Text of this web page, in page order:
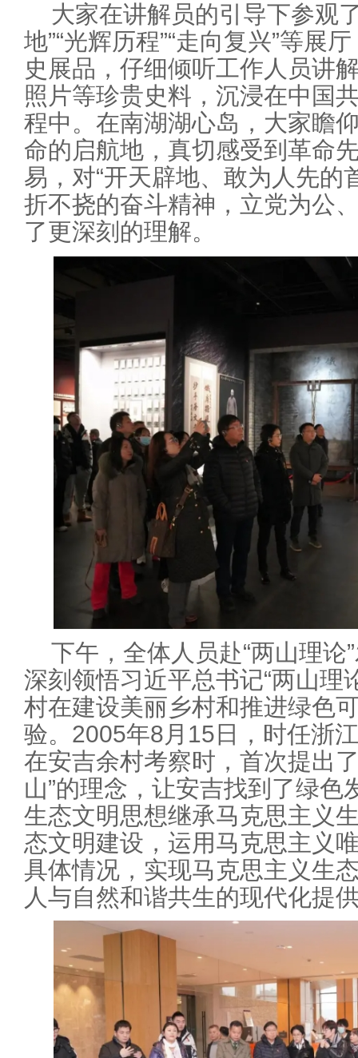
大家在讲解员的引导下参观
地”“光辉历程”“走向复兴”等展
史展品，仔细倾听工作人员讲
照片等珍贵史料，沉浸在中国
程中。在南湖湖心岛，大家瞻
命的启航地，真切感受到革命
易，对“开天辟地、敢为人先的
折不挠的奋斗精神，立党为公
了更深刻的理解。
下午，全体人员赴“两山理论
深刻领悟习近平总书记“两山理
村在建设美丽乡村和推进绿色
验。2005年8月15日，时任浙
在安吉余村考察时，首次提出
山”的理念，让安吉找到了绿色
生态文明思想继承马克思主义
态文明建设，运用马克思主义
具体情况，实现马克思主义生
人与自然和谐共生的现代化提